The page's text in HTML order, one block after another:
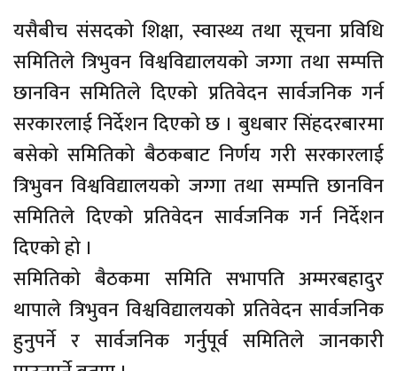
यसैबीच संसदको शिक्षा, स्वास्थ्य तथा सूचना प्रविधि
समितिले त्रिभुवन विश्वविद्यालयको जग्गा तथा सम्पत्ति
छानविन समितिले दिएको प्रतिवेदन सार्वजनिक गर्न
सरकारलाई निर्देशन दिएको छ । बुधबार सिंहदरबारमा
बसेको समितिको बैठकबाट निर्णय गरी सरकारलाई
त्रिभुवन विश्वविद्यालयको जग्गा तथा सम्पत्ति छानविन
समितिले दिएको प्रतिवेदन सार्वजनिक गर्न निर्देशन
दिएको हो ।
समितिको बैठकमा समिति सभापति अम्मरबहादुर
थापाले त्रिभुवन विश्वविद्यालयको प्रतिवेदन सार्वजनिक
हुनुपर्ने र सार्वजनिक गर्नुपूर्व समितिले जानकारी